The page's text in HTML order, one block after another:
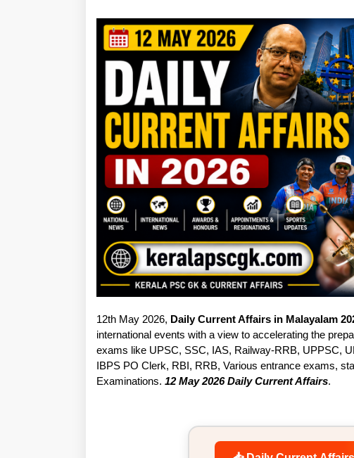
12th May 2026, Daily Current Affairs in Malayalam
international events with a view to accelerating the
exams like UPSC, SSC, IAS, Railway-RRB, UPPSC,
IBPS PO Clerk, RBI, RRB, Various entrance exams,
Examinations. 12 May 2026 Daily Current Affairs.